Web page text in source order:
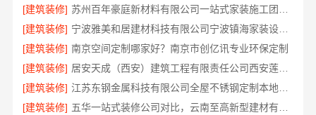
[建筑装修]
[建筑装修]
宁波雅美和居建材科技有限公司宁波镇海家装设计合作联系方式，欢迎来电预约
[建筑装修] 南京空间定制哪家好？南京市创亿讯专业环保定制
[建筑装修]
居安天成（西安）建筑工程有限责任公司西安莲湖区专业家装平层
[建筑装修]
[建筑装修]